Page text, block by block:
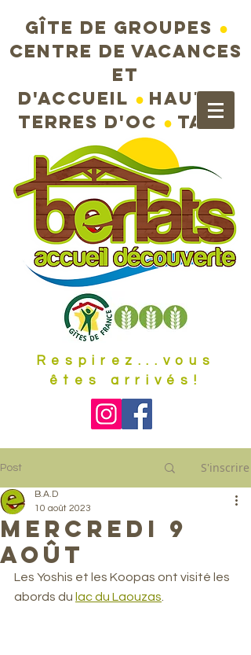
Gîte de groupes ●
Centre de vacances
et
d'accueil ● Hautes
terres d'Oc ●Tarn
Respirez...vous
êtes arrivés!
Post S'inscrire
Mercredi 9
août
B.A.D
10 août 2023
Les Yoshis et les Koopas ont visité les
abords du lac du Laouzas